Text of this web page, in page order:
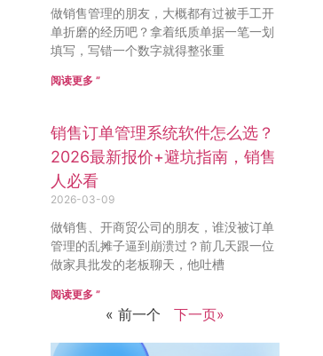
做销售管理的朋友，大概都有过被手工开
单折磨的经历吧？拿着纸质单据一笔一划
填写，写错一个数字就得整张重
阅读更多 ”
销售订单管理系统软件怎么选？
2026最新报价+避坑指南，销售
人必看
2026-03-09
做销售、开商贸公司的朋友，谁没被订单
管理的乱摊子逼到崩溃过？前几天跟一位
做家具批发的老板聊天，他吐槽
阅读更多 ”
« 前一个 下一页»